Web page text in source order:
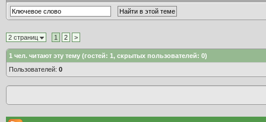
2 страниц 1 2 >
1 чел. читают эту тему (гостей: 1, скрытых пользователей: 0)
Пользователей: 0